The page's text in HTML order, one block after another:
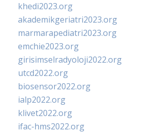
khedi2023.org
akademikgeriatri2023.org
marmarapediatri2023.org
emchie2023.org
girisimselradyoloji2022.org
utcd2022.org
biosensor2022.org
ialp2022.org
klivet2022.org
ifac-hms2022.org